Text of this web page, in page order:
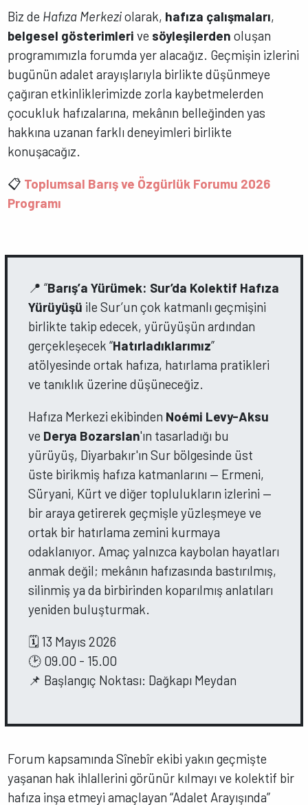
Biz de Hafıza Merkeziolarak, hafıza çalışmaları,
belgesel gösterimleri ve söyleşilerden oluşan
programımızla forumda yer alacağız. Geçmişin izlerini
bugünün adalet arayışlarıyla birlikte düşünmeye
çağıran etkinliklerimizde zorla kaybetmelerden
çocukluk hafızalarına, mekânın belleğinden yas
hakkına uzanan farklı deneyimleri birlikte
konuşacağız.
📋 Toplumsal Barış ve Özgürlük Forumu 2026
Programı
📍 “Barış’a Yürümek: Sur’da Kolektif Hafıza
Yürüyüşü ile Sur’un çok katmanlı geçmişini
birlikte takip edecek, yürüyüşün ardından
gerçekleşecek “Hatırladıklarımız”
atölyesinde ortak hafıza, hatırlama pratikleri
ve tanıklık üzerine düşüneceğiz.
Hafıza Merkezi ekibinden Noémi Levy-Aksu
ve Derya Bozarslan'ın tasarladığı bu
yürüyüş, Diyarbakır'ın Sur bölgesinde üst
üste birikmiş hafıza katmanlarını — Ermeni,
Süryani, Kürt ve diğer toplulukların izlerini —
bir araya getirerek geçmişle yüzleşmeye ve
ortak bir hatırlama zemini kurmaya
odaklanıyor. Amaç yalnızca kaybolan hayatları
anmak değil; mekânın hafızasında bastırılmış,
silinmiş ya da birbirinden koparılmış anlatıları
yeniden buluşturmak.
🗓️ 13 Mayıs 2026
🕑 09.00 - 15.00
📌 Başlangıç Noktası: Dağkapı Meydan
Forum kapsamında Sînebîr ekibi yakın geçmişte
yaşanan hak ihlallerini görünür kılmayı ve kolektif bir
hafıza inşa etmeyi amaçlayan “Adalet Arayışında”